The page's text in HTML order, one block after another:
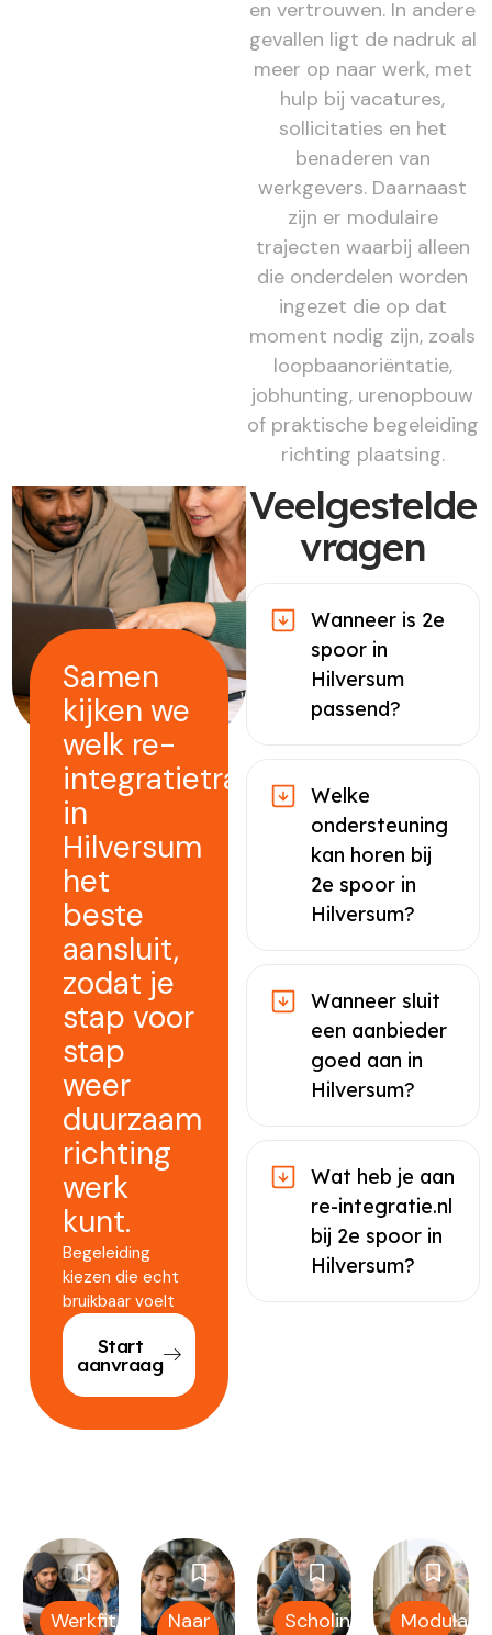
en vertrouwen. In andere
gevallen ligt de nadruk al
meer op naar werk, met
hulp bij vacatures,
sollicitaties en het
benaderen van
werkgevers. Daarnaast
zijn er modulaire
trajecten waarbij alleen
die onderdelen worden
ingezet die op dat
moment nodig zijn, zoals
loopbaanoriëntatie,
jobhunting, urenopbouw
of praktische begeleiding
richting plaatsing.
Samen
kijken we
welk re-
integratietraject
in
Hilversum
het
beste
aansluit,
zodat je
stap voor
stap
weer
duurzaam
richting
werk
kunt.
Begeleiding
kiezen die echt
bruikbaar voelt
Start
aanvraag
Veelgestelde
vragen
Wanneer is 2e
spoor in
Hilversum
passend?
Welke
ondersteuning
kan horen bij
2e spoor in
Hilversum?
Wanneer sluit
een aanbieder
goed aan in
Hilversum?
Wat heb je aan
re-integratie.nl
bij 2e spoor in
Hilversum?
Werkfit
Naar
Scholing Modulair